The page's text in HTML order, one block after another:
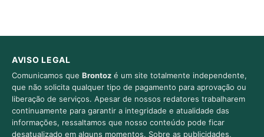
AVISO LEGAL
Comunicamos que Brontoz é um site totalmente independente,
que não solicita qualquer tipo de pagamento para aprovação ou
liberação de serviços. Apesar de nossos redatores trabalharem
continuamente para garantir a integridade e atualidade das
informações, ressaltamos que nosso conteúdo pode ficar
desatualizado em alguns momentos. Sobre as publicidades,